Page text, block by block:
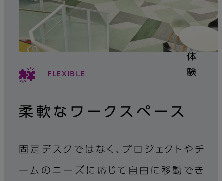
体
験
FLEXIBLE
柔軟なワークスペース
固定デスクではなく、プロジェクトやチ
ームのニーズに応じて自由に移動でき